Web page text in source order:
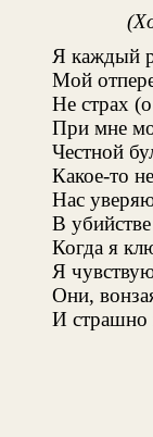
Я каждый
Мой
Не страх
При мне
Честной
Какое-то
Нас
В
Когда я
Я
Они,
И страшно